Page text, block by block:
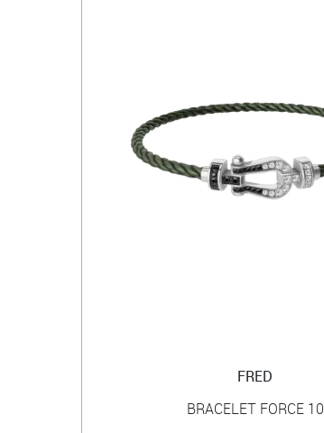
FRED
BRACELET FORCE 10